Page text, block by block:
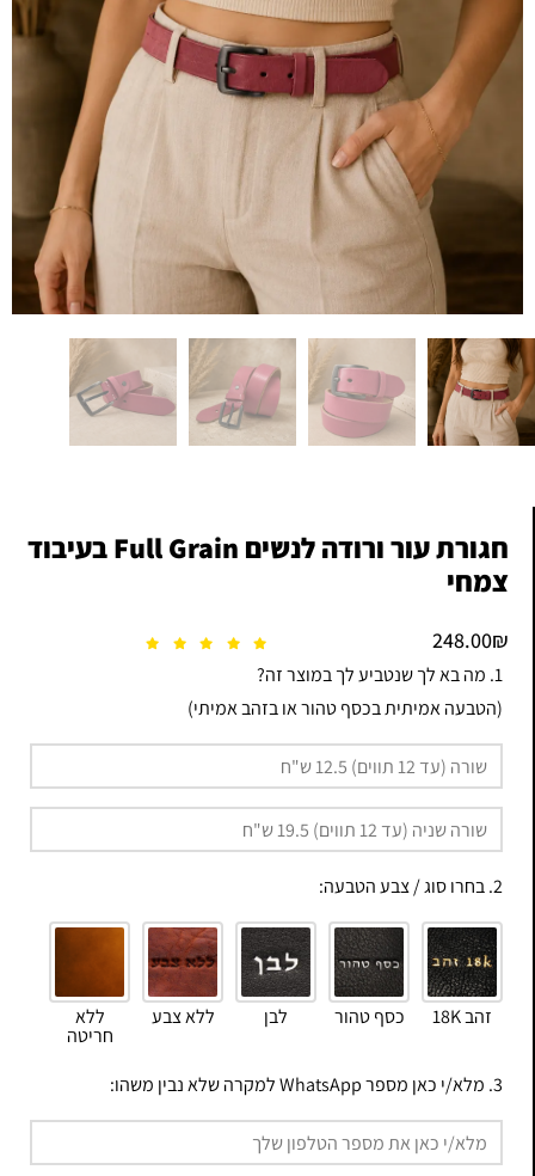
חגורת עור ורודה לנשים Full Grain בעיבוד
צמחי
248.00₪
1. מה בא לך שנטביע לך במוצר זה?
(הטבעה אמיתית בכסף טהור או בזהב אמיתי)
2. בחרו סוג / צבע הטבעה:
זהב 18K כסף טהור לבן ללא צבע ללא
חריטה
3. מלא/י כאן מספר WhatsApp למקרה שלא נבין משהו: